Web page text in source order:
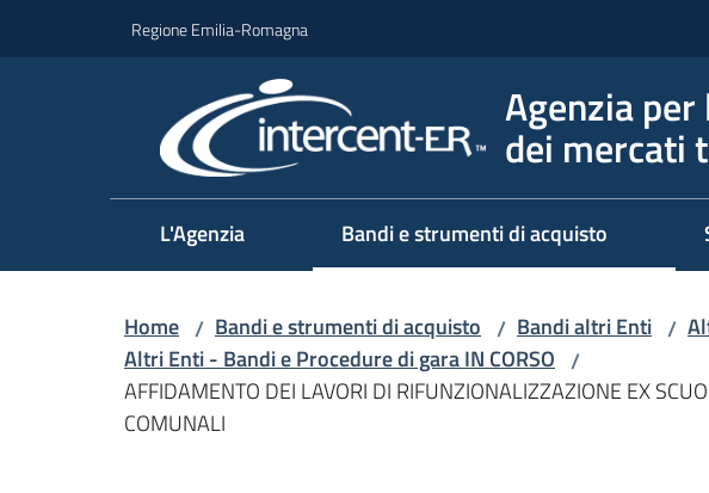
Regione Emilia-Romagna
Agenzia
dei mercati
L'Agenzia Bandi e strumenti di acquisto
Home / Bandi e strumenti di acquisto / Bandi altri Enti /
Altri Enti - Bandi e Procedure di gara IN CORSO /
AFFIDAMENTO DEI LAVORI DI RIFUNZIONALIZZAZIONE EX
COMUNALI